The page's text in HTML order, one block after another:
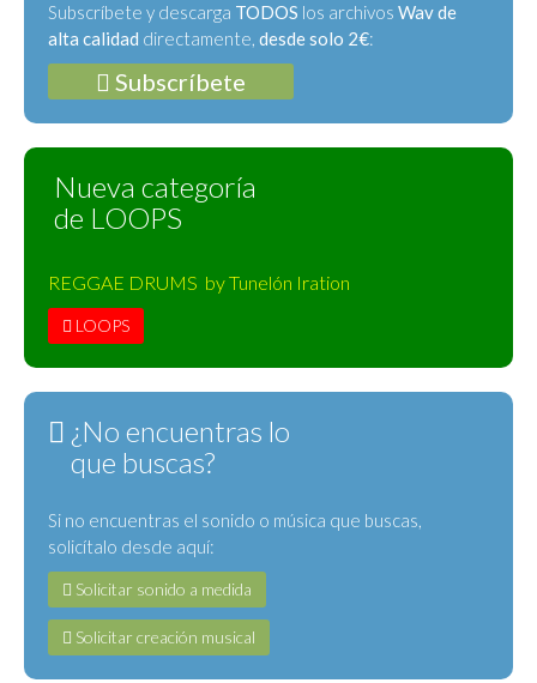
Subscríbete y descarga TODOS los archivos Wav de
alta calidad directamente, desde solo 2€:
Subscríbete
Nueva categoría
de LOOPS
REGGAE DRUMS by Tunelón Iration
LOOPS
¿No encuentras lo
que buscas?
Si no encuentras el sonido o música que buscas,
solicítalo desde aquí:
Solicitar sonido a medida
Solicitar creación musical